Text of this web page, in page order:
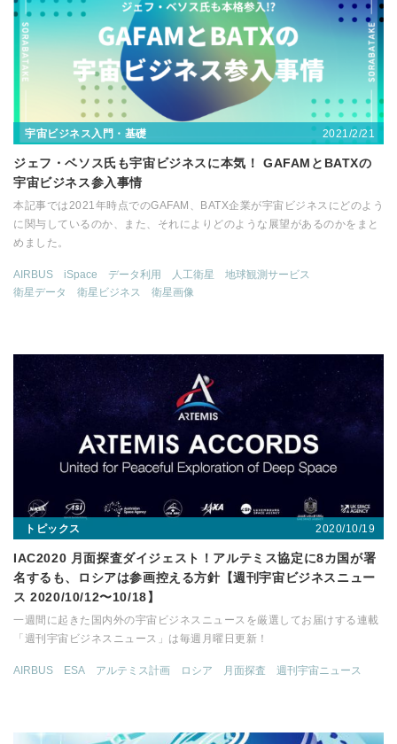
宇宙ビジネス入門・基礎 2021/2/21
ジェフ・ベソス氏も宇宙ビジネスに本気！ GAFAMとBATXの
宇宙ビジネス参入事情
本記事では2021年時点でのGAFAM、BATX企業が宇宙ビジネスにどのよう
に関与しているのか、また、それによりどのような展望があるのかをまと
めました。
AIRBUS iSpace データ利用 人工衛星
地球観測サービス
衛星データ
衛星ビジネス 衛星画像
トピックス 2020/10/19
IAC2020 月面探査ダイジェスト！アルテミス協定に8カ国が署
名するも、ロシアは参画控える方針【週刊宇宙ビジネスニュー
ス 2020/10/12〜10/18】
一週間に起きた国内外の宇宙ビジネスニュースを厳選してお届けする連載
「週刊宇宙ビジネスニュース」は毎週月曜日更新！
AIRBUS ESA アルテミス計画 ロシア 月面探査 週刊宇宙ニュース